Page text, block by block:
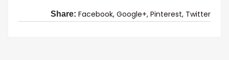
Share: Facebook, Google+, Pinterest, Twitter